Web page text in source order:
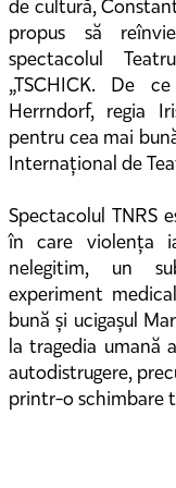
de cultură,
propus să
spectacolul
„TSCHICK. De
Herrndorf, regia
pentru cea mai
Internațional de
Spectacolul TNRS
în care violența
nelegitim, un
experiment
bună și ucigașul
la tragedia umană
autodistrugere,
printr-o schimbare